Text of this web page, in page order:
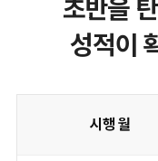
초반을
성적이
시행 월